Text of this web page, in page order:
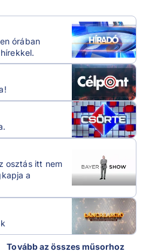
órában
osztás itt nem
a
Tovább az összes műsorhoz